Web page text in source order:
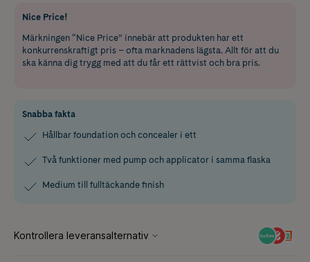
Nice Price!
Märkningen “Nice Price” innebär att produkten har ett
konkurrenskraftigt pris – ofta marknadens lägsta. Allt för att du
ska känna dig trygg med att du får ett rättvist och bra pris.
Snabba fakta
Hållbar foundation och concealer i ett
Två funktioner med pump och applicator i samma flaska
Medium till fulltäckande finish